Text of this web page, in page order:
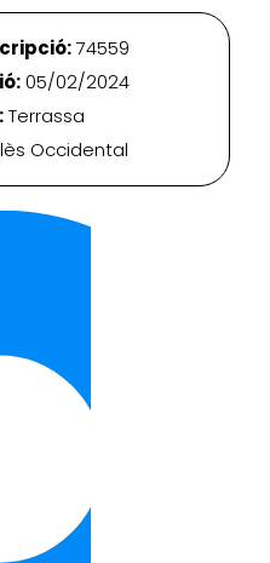
74559
05/02/2024
Terrassa
Occidental